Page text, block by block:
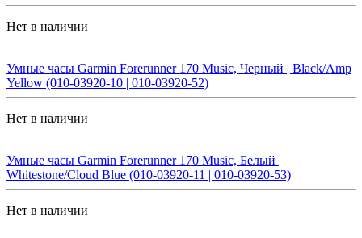
Нет в наличии
Умные часы Garmin Forerunner 170 Music, Черный | Black/Amp
Yellow (010-03920-10 | 010-03920-52)
Нет в наличии
Умные часы Garmin Forerunner 170 Music, Белый |
Whitestone/Cloud Blue (010-03920-11 | 010-03920-53)
Нет в наличии